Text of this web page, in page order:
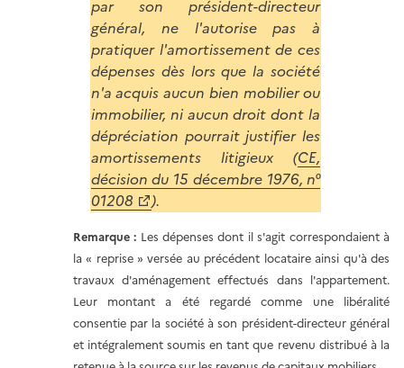
par son président-directeur
général, ne l'autorise pas à
pratiquer l'amortissement de ces
dépenses dès lors que la société
n'a acquis aucun bien mobilier ou
immobilier, ni aucun droit dont la
dépréciation pourrait justifier les
amortissements litigieux (CE,
décision du 15 décembre 1976, n°
01208
).
Remarque : Les dépenses dont il s'agit correspondaient à
la « reprise » versée au précédent locataire ainsi qu'à des
travaux d'aménagement effectués dans l'appartement.
Leur montant a été regardé comme une libéralité
consentie par la société à son président-directeur général
et intégralement soumis en tant que revenu distribué à la